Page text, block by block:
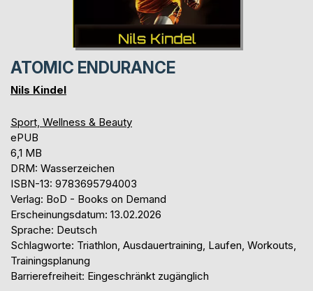
ATOMIC ENDURANCE
Nils Kindel
Sport, Wellness & Beauty
ePUB
6,1 MB
DRM: Wasserzeichen
ISBN-13: 9783695794003
Verlag: BoD - Books on Demand
Erscheinungsdatum: 13.02.2026
Sprache: Deutsch
Schlagworte: Triathlon, Ausdauertraining, Laufen, Workouts,
Trainingsplanung
Barrierefreiheit: Eingeschränkt zugänglich